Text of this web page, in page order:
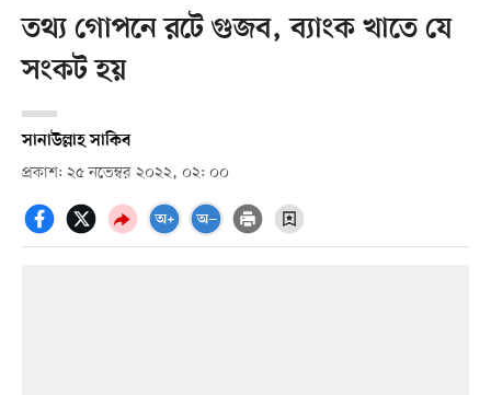
তথ্য গোপনে রটে গুজব, ব্যাংক খাতে যে
সংকট হয়
সানাউল্লাহ সাকিব
প্রকাশ: ২৫ নভেম্বর ২০২২, ০২: ০০